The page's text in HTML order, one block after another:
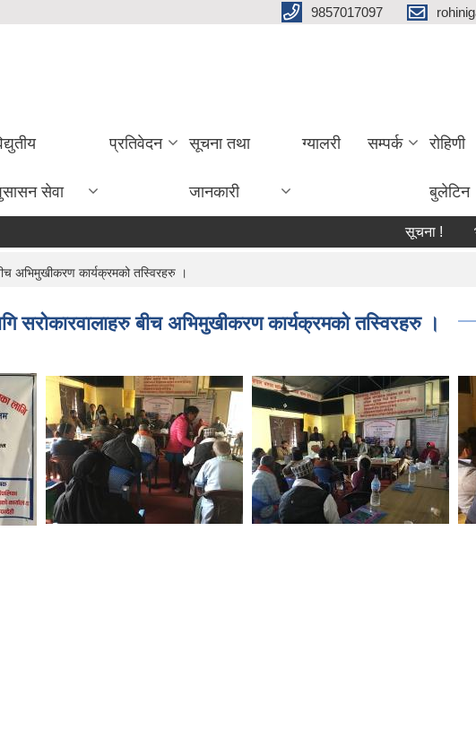
9857017097
सेवा
प्रतिवेदन सूचना तथा
जानकारी
ग्यालरी सम्पर्क रोहिणी
बुलेटिन
भूमि
अभिमुखीकरण कार्यक्रमको तस्विरहरु ।
सरोकारवालाहरु बीच अभिमुखीकरण कार्यक्रमको तस्विरहरु ।